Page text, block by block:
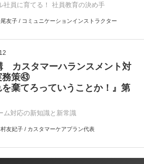
社員に育てる！ 社員教育の決め手
友子 / コミュニケーションインストラクター
カスタマーハランスメント対
策㊸
を棄てろっていうことか！』第
ム対応の新知識と新常識
友妃子 / カスタマーケアプラン代表